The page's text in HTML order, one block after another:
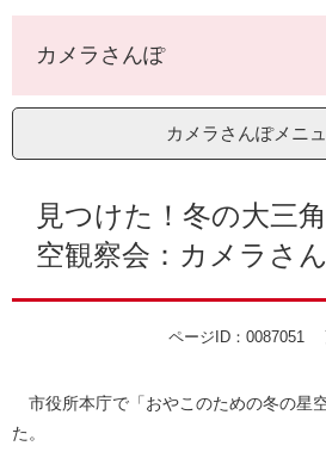
。
て
へ
カメラさんぽ
カメラさんぽメニ
見つけた！冬の大三
空観察会：カメラさん
ページID：0087051
市役所本庁で「おやこのための冬の星
た。